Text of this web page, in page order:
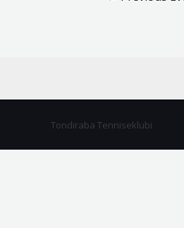
Tondiraba Tenniseklubi